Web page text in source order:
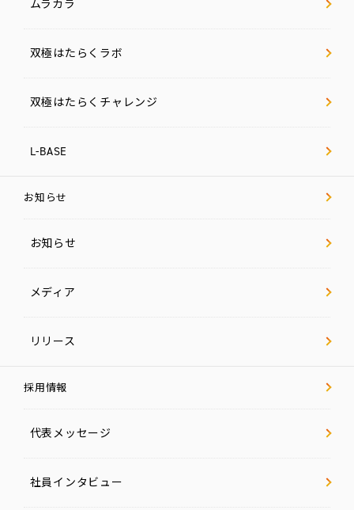
ムラカラ
双極はたらくラボ
双極はたらくチャレンジ
L-BASE
お知らせ
お知らせ
メディア
リリース
採用情報
代表メッセージ
社員インタビュー